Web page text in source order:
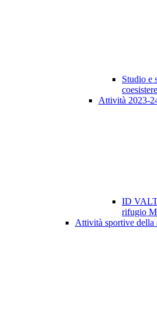
Studio e
coesistere
Attività 2023-
ID VALT
rifugio
Attività sportive della